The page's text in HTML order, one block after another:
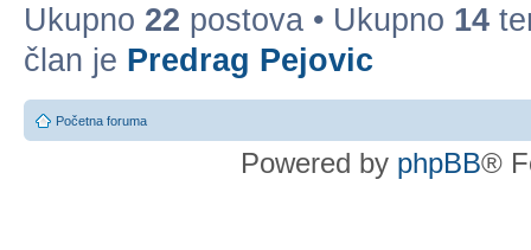
Ukupno 22 postova • Ukupno 14
član je Predrag Pejovic
Početna foruma
Powered by phpBB®